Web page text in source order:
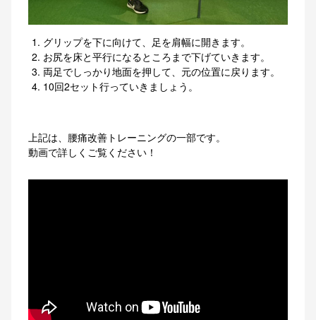
グリップを下に向けて、足を肩幅に開きます。
お尻を床と平行になるところまで下げていきます。
両足でしっかり地面を押して、元の位置に戻ります。
10回2セット行っていきましょう。
上記は、腰痛改善トレーニングの一部です。
動画で詳しくご覧ください！